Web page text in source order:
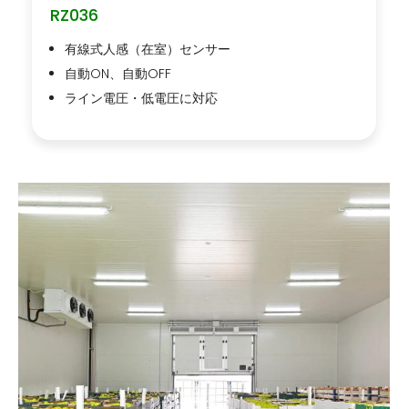
RZ036
有線式人感（在室）センサー
自動ON、自動OFF
ライン電圧・低電圧に対応